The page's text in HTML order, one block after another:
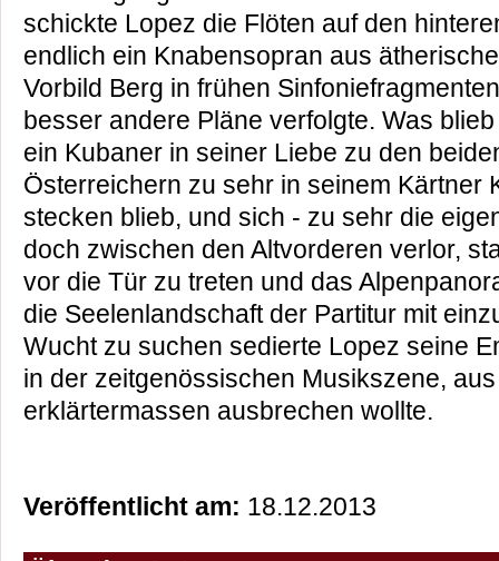
schickte Lopez die Flöten auf den
endlich ein Knabensopran aus
Vorbild Berg in frühen
besser andere Pläne verfolgte. Was
ein Kubaner in seiner Liebe zu den
Österreichern zu sehr in seinem Kärtner
stecken blieb, und sich - zu sehr die
doch zwischen den Altvorderen verlor,
vor die Tür zu treten und das
die Seelenlandschaft der Partitur mit
Wucht zu suchen sedierte Lopez seine
in der zeitgenössischen Musikszene,
erklärtermassen ausbrechen wollte.
Veröffentlicht am: 18.12.2013